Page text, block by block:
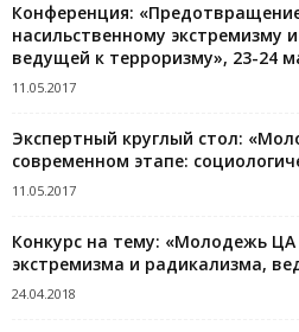
Конференция:
насильственному экстремизму
ведущей к терроризму», 23-24
11.05.2017
Экспертный круглый стол:
современном этапе:
11.05.2017
Конкурс на тему: «Молодежь ЦА
экстремизма и радикализма,
24.04.2018